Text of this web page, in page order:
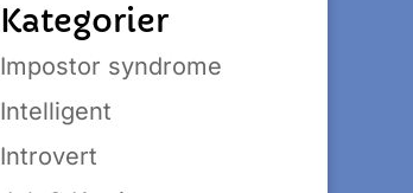
Kategorier
Impostor syndrome
Intelligent
Introvert